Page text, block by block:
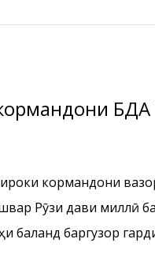
БДА
кормандони
Рӯзи дави миллӣ
баланд баргузор